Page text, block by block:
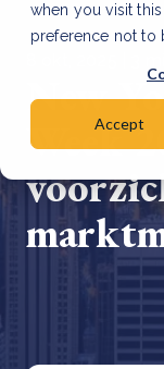
when you visit
preference not to
Accept
New
Week